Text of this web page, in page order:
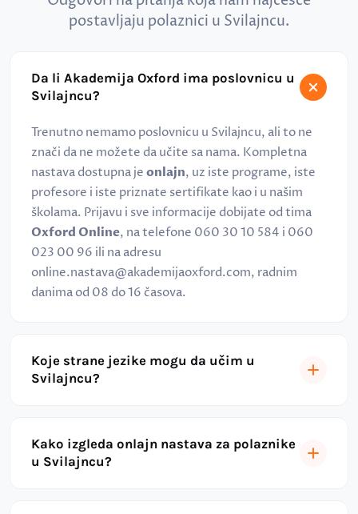
postavljaju polaznici u Svilajncu.
Da li Akademija Oxford ima poslovnicu u
Svilajncu?
Trenutno nemamo poslovnicu u Svilajncu, ali to ne
znači da ne možete da učite sa nama. Kompletna
nastava dostupna jeonlajn, uz iste programe, iste
profesore i iste priznate sertifikate kao i u našim
školama. Prijavu i sve informacije dobijate od tima
Oxford Online, na telefone 060 30 10 584 i 060
023 00 96 ili na adresu
online.nastava@akademijaoxford.com, radnim
danima od 08 do 16 časova.
Koje strane jezike mogu da učim u
Svilajncu?
Kako izgleda onlajn nastava za polaznike
u Svilajncu?